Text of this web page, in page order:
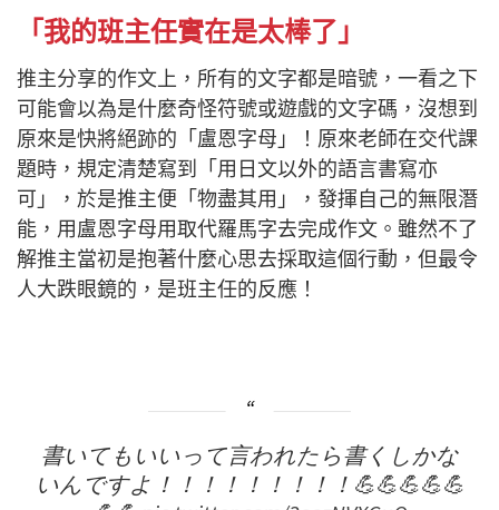
「我的班主任實在是太棒了」
推主分享的作文上，所有的文字都是暗號，一看之下
可能會以為是什麼奇怪符號或遊戲的文字碼，沒想到
原來是快將絕跡的「盧恩字母」！原來老師在交代課
題時，規定清楚寫到「用日文以外的語言書寫亦
可」，於是推主便「物盡其用」，發揮自己的無限潛
能，用盧恩字母用取代羅馬字去完成作文。雖然不了
解推主當初是抱著什麼心思去採取這個行動，但最令
人大跌眼鏡的，是班主任的反應！
書いてもいいって言われたら書くしかな
いんですよ！！！！！！！！！💪💪💪💪💪